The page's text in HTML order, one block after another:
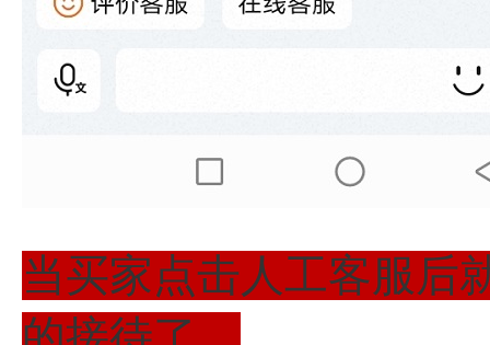
当买家点击人工客服后